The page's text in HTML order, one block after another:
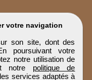
votre navigation
son site, dont des
poursuivant votre
notre utilisation de
notre politique de
services adaptés à